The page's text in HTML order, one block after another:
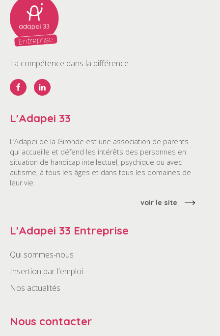
La compétence dans la différence
L'Adapei 33
L’Adapei de la Gironde est une association de parents
qui accueille et défend les intérêts des personnes en
situation de handicap intellectuel, psychique ou avec
autisme, à tous les âges et dans tous les domaines de
leur vie.
voir le site
L'Adapei 33 Entreprise
Qui sommes-nous
Insertion par l'emploi
Nos actualités
Nous contacter